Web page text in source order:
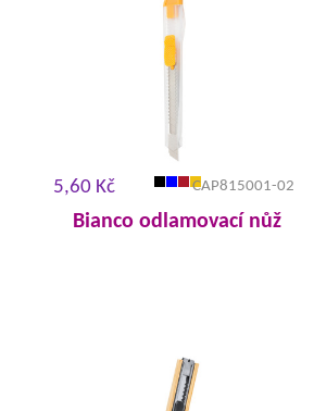
5,60 Kč CAP815001-02
Bianco odlamovací nůž